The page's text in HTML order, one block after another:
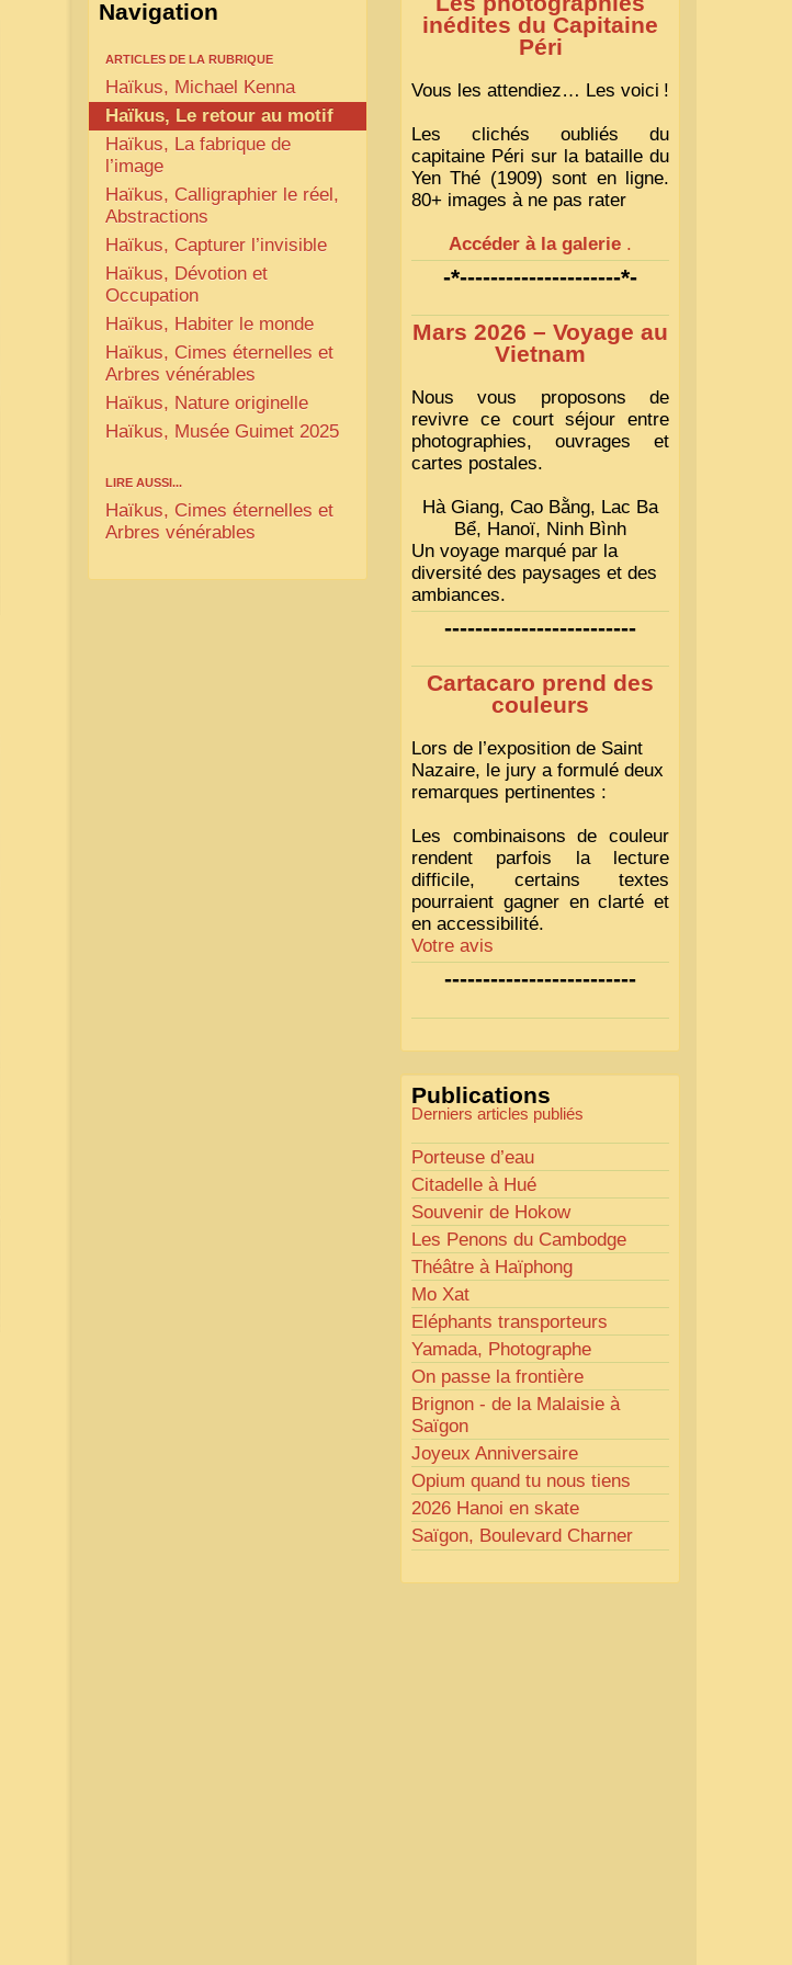
Navigation
ARTICLES DE LA RUBRIQUE
Haïkus, Michael Kenna
Haïkus, Le retour au motif
Haïkus, La fabrique de
l’image
Haïkus, Calligraphier le réel,
Abstractions
Haïkus, Capturer l’invisible
Haïkus, Dévotion et
Occupation
Haïkus, Habiter le monde
Haïkus, Cimes éternelles et
Arbres vénérables
Haïkus, Nature originelle
Haïkus, Musée Guimet 2025
LIRE AUSSI...
Haïkus, Cimes éternelles et
Arbres vénérables
inédites du Capitaine
Péri
Vous les attendiez… Les voici !
Les clichés oubliés du
capitaine Péri sur la bataille du
Yen Thé (1909) sont en ligne.
80+ images à ne pas rater
Accéder à la galerie .
-*---------------------*-
Mars 2026 – Voyage au
Vietnam
Nous vous proposons de
revivre ce court séjour entre
photographies, ouvrages et
cartes postales.
Hà Giang, Cao Bằng, Lac Ba
Bể, Hanoï, Ninh Bình
Un voyage marqué par la
diversité des paysages et des
ambiances.
-------------------------
Cartacaro prend des
couleurs
Lors de l’exposition de Saint
Nazaire, le jury a formulé deux
remarques pertinentes :
Les combinaisons de couleur
rendent parfois la lecture
difficile, certains textes
pourraient gagner en clarté et
en accessibilité.
Votre avis
Actions mises en place :
couleurs pour améliorer la
lisibilité. Votre avis nous
intéresse !
Pour les textes, nous allons les
retravailler afin de les rendre
plus fluides et précis.
« Comme tout bon
collectionneur le sait, la
perfection est un idéal… mais
nous y travaillons ! »
-------------------------
Publications
Derniers articles publiés
Porteuse d’eau
Citadelle à Hué
Souvenir de Hokow
Les Penons du Cambodge
Théâtre à Haïphong
Mo Xat
Eléphants transporteurs
Yamada, Photographe
On passe la frontière
Brignon - de la Malaisie à
Saïgon
Joyeux Anniversaire
Opium quand tu nous tiens
2026 Hanoi en skate
Saïgon, Boulevard Charner